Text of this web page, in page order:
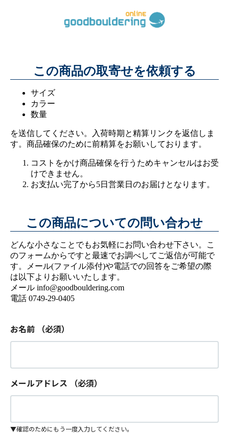
この商品の取寄せを依頼する
サイズ
カラー
数量
を送信してください。入荷時期と精算リンクを返信しま
す。商品確保のために前精算をお願いしております。
コストをかけ商品確保を行うためキャンセルはお受
けできません。
お支払い完了から5日営業日のお届けとなります。
この商品についての問い合わせ
どんな小さなことでもお気軽にお問い合わせ下さい。こ
のフォームからですと最速でお調べしてご返信が可能で
す。メール(ファイル添付)や電話での回答をご希望の際
は以下よりお願いいたします。
メール info@goodbouldering.com
電話 0749-29-0405
お名前 （必須）
メールアドレス （必須）
▼確認のためにもう一度入力してください。